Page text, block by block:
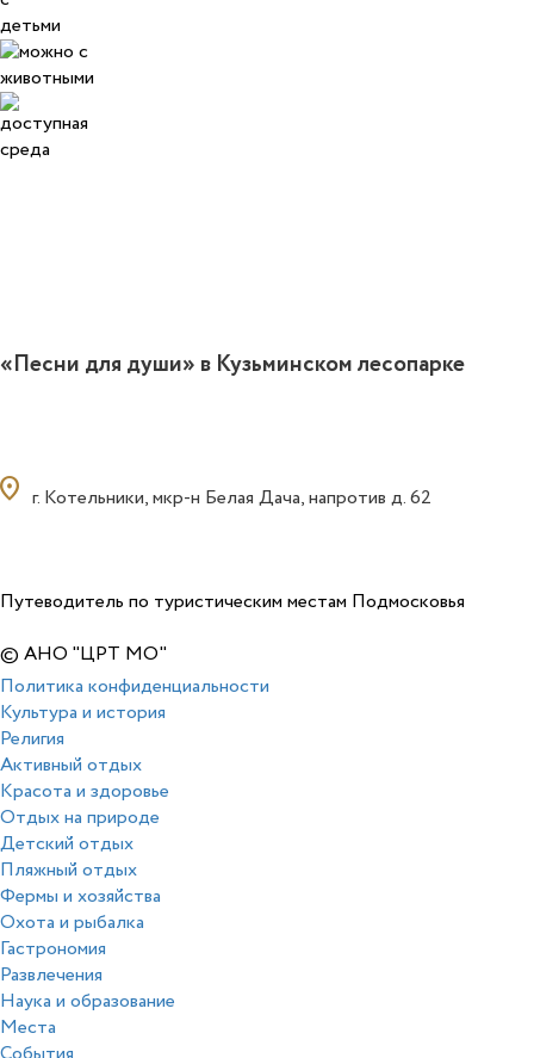
«Песни для души» в Кузьминском лесопарке
г. Котельники, мкр-н Белая Дача, напротив д. 62
Путеводитель по туристическим местам Подмосковья
© АНО "ЦРТ МО"
Политика конфиденциальности
Культура и история
Религия
Активный отдых
Красота и здоровье
Отдых на природе
Детский отдых
Пляжный отдых
Фермы и хозяйства
Охота и рыбалка
Гастрономия
Развлечения
Наука и образование
Места